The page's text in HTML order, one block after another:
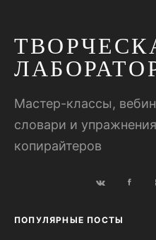
Мастер-классы,
словари и
копирайтеров
ПОПУЛЯРНЫЕ ПОСТЫ